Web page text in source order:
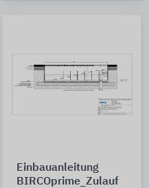
Einbauanleitung
BIRCOprime_Zulauf